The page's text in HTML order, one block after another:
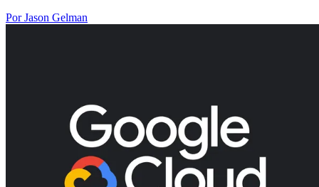
Por Jason Gelman